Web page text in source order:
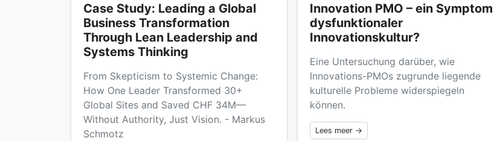
Case Study: Leading a Global
Business Transformation
Through Lean Leadership and
Systems Thinking
From Skepticism to Systemic Change:
How One Leader Transformed 30+
Global Sites and Saved CHF 34M—
Without Authority, Just Vision. - Markus
Schmotz
Innovation PMO – ein Symptom
dysfunktionaler
Innovationskultur?
Eine Untersuchung darüber, wie
Innovations-PMOs zugrunde liegende
kulturelle Probleme widerspiegeln
können.
Lees meer →